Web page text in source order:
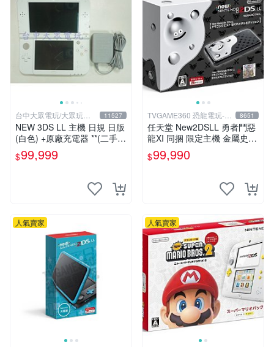
台中大眾電玩/大眾玩具
店
11527
NEW 3DS LL 主機 日規 日版
(白色) +原廠充電器 **(二手主
機-約8~9成新)【台中大眾電
玩】
$99,999
TVGAME360 恐龍電玩-台
中店
8651
任天堂 New2DSLL 勇者鬥惡
龍XI 同捆 限定主機 金屬史萊
姆 (送充電器+保護貼)【台中
恐龍電玩】
$99,990
人氣賣家 人氣賣家